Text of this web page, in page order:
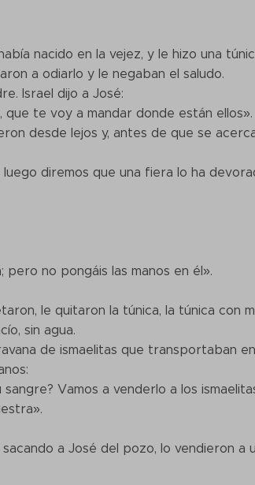
nacido en la vejez, y le hizo una
a odiarlo y le negaban el saludo.
Israel dijo a José:
te voy a mandar donde están ellos».
desde lejos y, antes de que se
diremos que una fiera lo ha
no pongáis las manos en él».
le quitaron la túnica, la túnica con
sin agua.
de ismaelitas que transportaban
Vamos a venderlo a los
a José del pozo, lo vendieron a